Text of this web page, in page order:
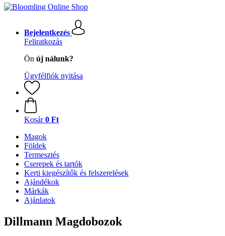
Bejelentkezés
Feliratkozás
Ön új nálunk?
Ügyfélfiók nyitása
Kosár 0 Ft
Magok
Földek
Termesztés
Cserepek és tartók
Kerti kiegészítők és felszerelések
Ajándékok
Márkák
Ajánlatok
Dillmann Magdobozok